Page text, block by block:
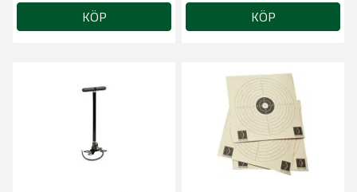
KÖP KÖP